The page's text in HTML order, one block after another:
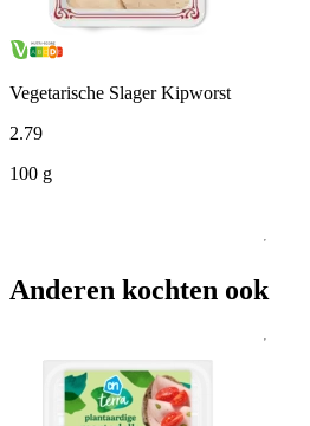
Vegetarische Slager Kipworst
2.79
100 g
Anderen kochten ook